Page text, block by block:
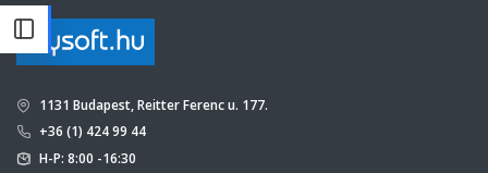
1131 Budapest, Reitter Ferenc u. 177.
+36 (1) 424 99 44
H-P: 8:00 -16:30